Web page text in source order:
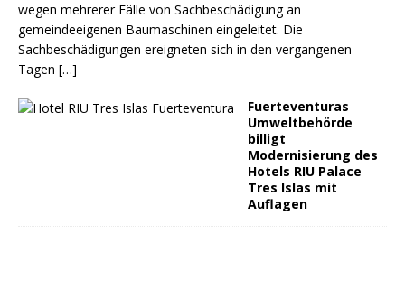
wegen mehrerer Fälle von Sachbeschädigung an
gemeindeeigenen Baumaschinen eingeleitet. Die
Sachbeschädigungen ereigneten sich in den vergangenen
Tagen […]
Fuerteventuras
Umweltbehörde
billigt
Modernisierung des
Hotels RIU Palace
Tres Islas mit
Auflagen